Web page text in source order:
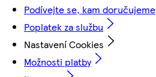
Podívejte se, kam doručujeme
Poplatek za službu
Nastavení Cookies
Možnosti platby